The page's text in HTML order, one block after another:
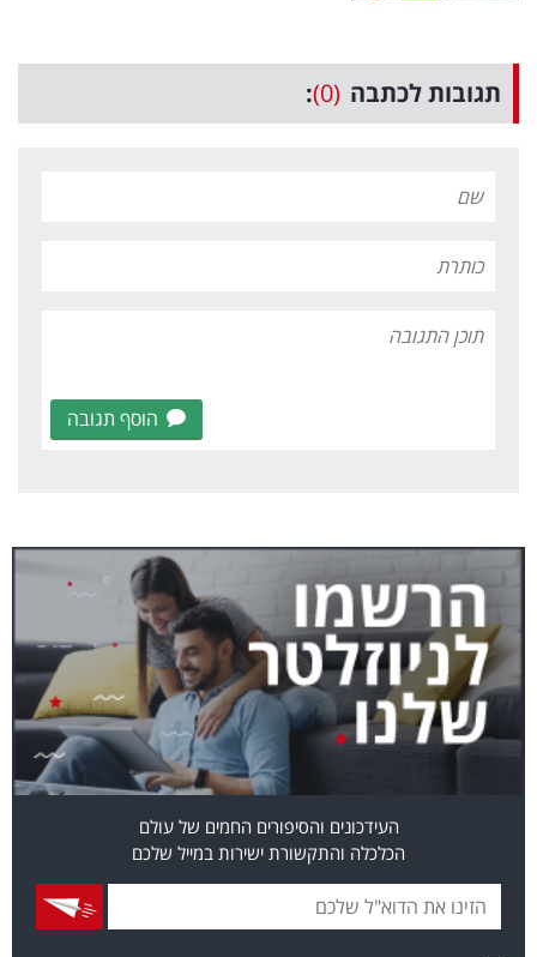
תגובות לכתבה (0)
:
הוסף תגובה
העידכונים והסיפורים החמים של עולם
הכלכלה והתקשורת ישירות במייל שלכם